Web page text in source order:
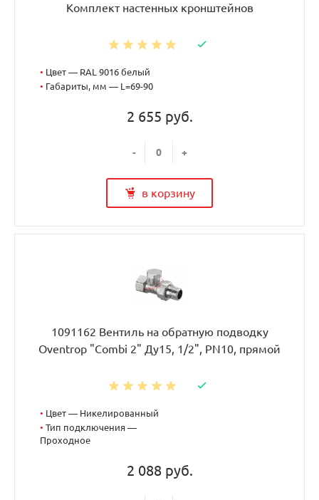
Комплект настенных кронштейнов
• Цвет — RAL 9016 белый
• Габариты, мм — L=69-90
2 655 руб.
- +
в корзину
1091162 Вентиль на обратную подводку
Oventrop "Combi 2" Ду15, 1/2", PN10, прямой
• Цвет — Никелированный
• Тип подключения —
Проходное
2 088 руб.